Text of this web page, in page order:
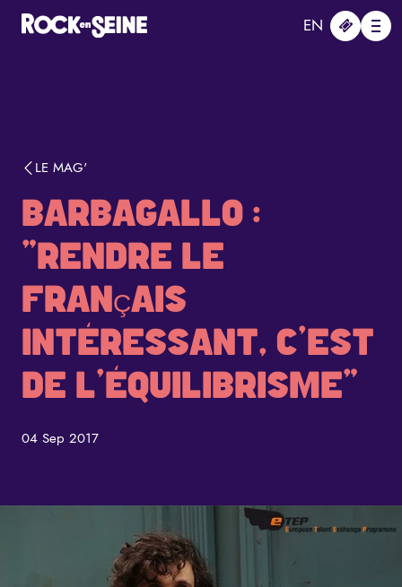
Aller au contenu principal
EN
LE MAG'
BARBAGALLO :
"RENDRE LE
FRANÇAIS
INTÉRESSANT, C'EST
DE L'ÉQUILIBRISME"
04 Sep 2017
Panneau de gestion des cookies